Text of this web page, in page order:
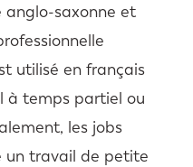
anglo-saxonne et
utilisé en français
à temps partiel ou
les jobs
un travail de petite